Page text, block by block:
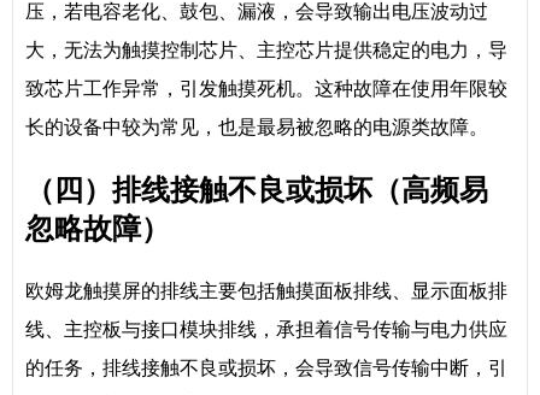
压，若电容老化、鼓包、漏液，会导致输出电压波动过
大，无法为触摸控制芯片、主控芯片提供稳定的电力，导
致芯片工作异常，引发触摸死机。这种故障在使用年限较
长的设备中较为常见，也是最易被忽略的电源类故障。
（四）排线接触不良或损坏（高频易
忽略故障）
欧姆龙触摸屏的排线主要包括触摸面板排线、显示面板排
线、主控板与接口模块排线，承担着信号传输与电力供应
的任务，排线接触不良或损坏，会导致信号传输中断，引